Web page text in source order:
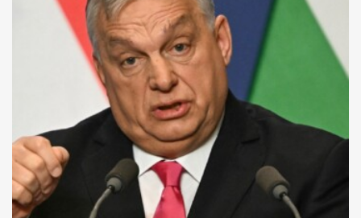
Mikor nem vonják le a bérből a
jegyzéken szereplő adót és...